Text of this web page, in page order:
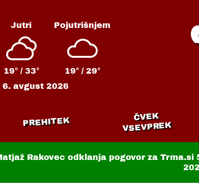
Jutri
19° / 33°
Pojutrišnjem
19° / 29°
6. avgust 2026
PREHITEK ČVEK
VSEVPREK
Rakovec odklanja pogovor za Trma.si